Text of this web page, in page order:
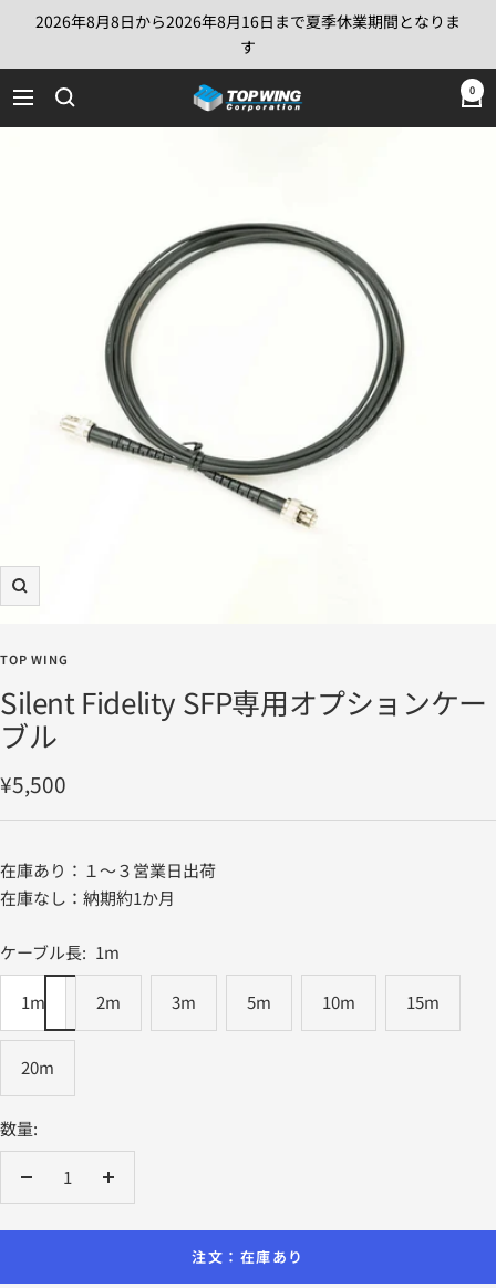
テ
ン
ツ
2026年8月8日から2026年8月16日まで夏季休業期間となりま
す
ナ
ビ
TOP
WING
0
ズ
ム
ン
TOP WING
Silent Fidelity SFP専用オプションケー
ブル
セ
ー
価
¥5,500
在庫あり：１～３営業日出荷
在庫なし：納期約1か月
ケーブル長: 1m
1m 2m 3m 5m 10m 15m
20m
数量:
数
注文：在庫あり